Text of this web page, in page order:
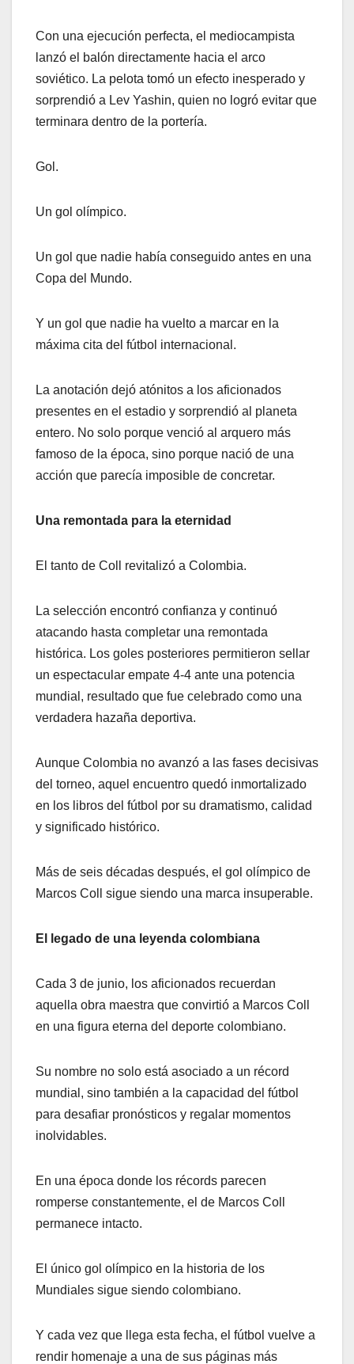
Con una ejecución perfecta, el mediocampista
lanzó el balón directamente hacia el arco
soviético. La pelota tomó un efecto inesperado y
sorprendió a Lev Yashin, quien no logró evitar que
terminara dentro de la portería.
Gol.
Un gol olímpico.
Un gol que nadie había conseguido antes en una
Copa del Mundo.
Y un gol que nadie ha vuelto a marcar en la
máxima cita del fútbol internacional.
La anotación dejó atónitos a los aficionados
presentes en el estadio y sorprendió al planeta
entero. No solo porque venció al arquero más
famoso de la época, sino porque nació de una
acción que parecía imposible de concretar.
Una remontada para la eternidad
El tanto de Coll revitalizó a Colombia.
La selección encontró confianza y continuó
atacando hasta completar una remontada
histórica. Los goles posteriores permitieron sellar
un espectacular empate 4-4 ante una potencia
mundial, resultado que fue celebrado como una
verdadera hazaña deportiva.
Aunque Colombia no avanzó a las fases decisivas
del torneo, aquel encuentro quedó inmortalizado
en los libros del fútbol por su dramatismo, calidad
y significado histórico.
Más de seis décadas después, el gol olímpico de
Marcos Coll sigue siendo una marca insuperable.
El legado de una leyenda colombiana
Cada 3 de junio, los aficionados recuerdan
aquella obra maestra que convirtió a Marcos Coll
en una figura eterna del deporte colombiano.
Su nombre no solo está asociado a un récord
mundial, sino también a la capacidad del fútbol
para desafiar pronósticos y regalar momentos
inolvidables.
En una época donde los récords parecen
romperse constantemente, el de Marcos Coll
permanece intacto.
El único gol olímpico en la historia de los
Mundiales sigue siendo colombiano.
Y cada vez que llega esta fecha, el fútbol vuelve a
rendir homenaje a una de sus páginas más